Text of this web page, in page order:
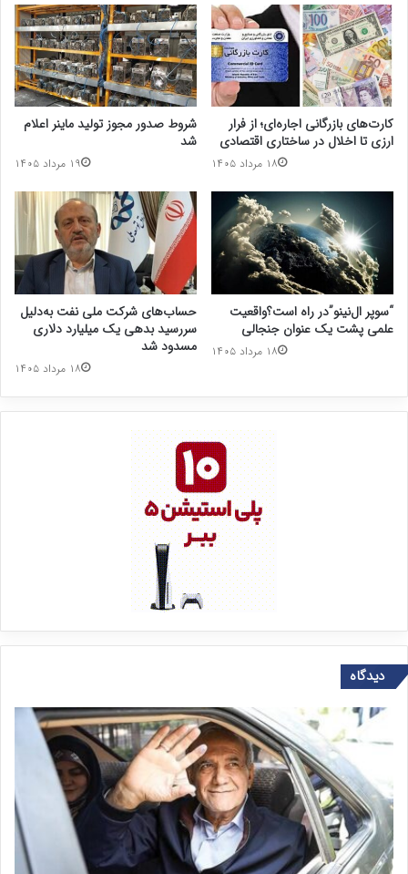
شروط صدور مجوز تولید ماینر اعلام
شد
۱۹ مرداد ۱۴۰۵
کارت‌های بازرگانی اجاره‌ای؛ از فرار
ارزی تا اخلال در ساختاری اقتصادی
۱۸ مرداد ۱۴۰۵
حساب‌های شرکت ملی نفت به‌دلیل
سررسید بدهی یک میلیارد دلاری
مسدود شد
۱۸ مرداد ۱۴۰۵
“سوپر ال‌نینو”در راه است؟واقعیت
علمی پشت یک عنوان جنجالی
۱۸ مرداد ۱۴۰۵
دیدگاه